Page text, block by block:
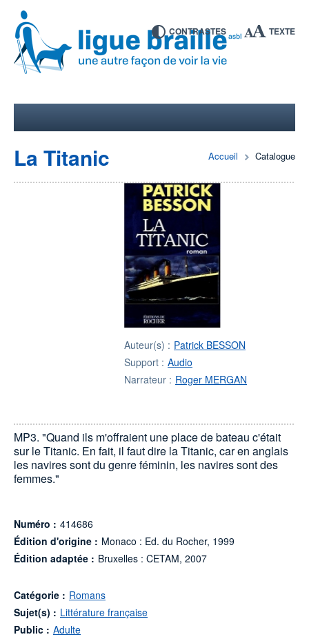
CONTRASTES TEXTE
Accueil Catalogue
La Titanic
Auteur(s) : Patrick BESSON
Support : Audio
Narrateur : Roger MERGAN
MP3. "Quand ils m'offraient une place de bateau c'était
sur le Titanic. En fait, il faut dire la Titanic, car en anglais
les navires sont du genre féminin, les navires sont des
femmes."
Numéro : 414686
Édition d'origine : Monaco : Ed. du Rocher, 1999
Édition adaptée : Bruxelles : CETAM, 2007
Catégorie : Romans
Sujet(s) : Littérature française
Public : Adulte